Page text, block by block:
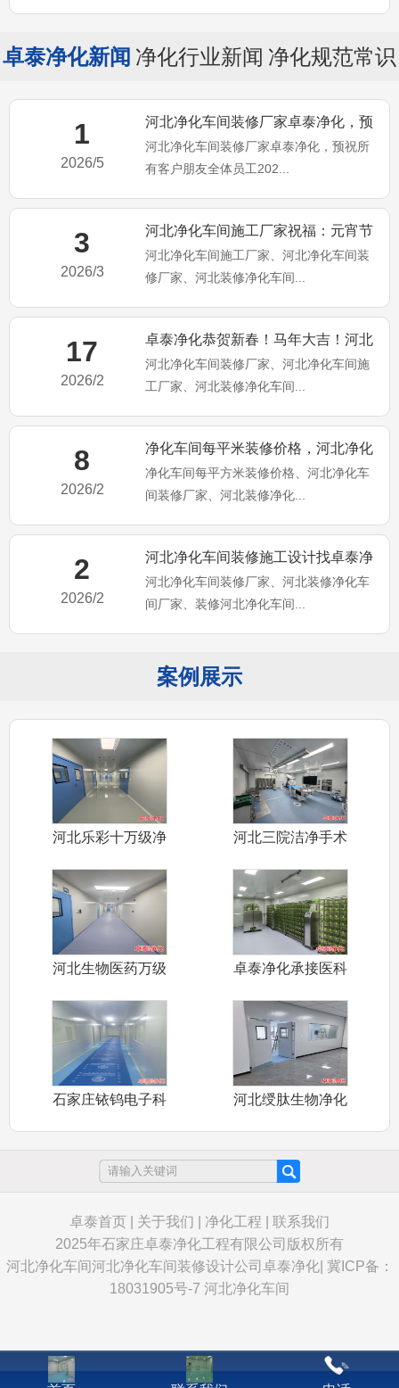
卓泰净化新闻 净化行业新闻 净化规范常识
1
2026/5
河北净化车间装修厂家卓泰净化，预
祝所有客户朋友全体员工20
河北净化车间装修厂家卓泰净化，预祝所
有客户朋友全体员工202...
3
2026/3
河北净化车间施工厂家祝福：元宵节
快乐！马年大吉！
河北净化车间施工厂家、河北净化车间装
修厂家、河北装修净化车间...
17
2026/2
卓泰净化恭贺新春！马年大吉！河北
净化车间装修施工厂家
河北净化车间装修厂家、河北净化车间施
工厂家、河北装修净化车间...
8
2026/2
净化车间每平米装修价格，河北净化
车间装修施工厂家为你分享
净化车间每平方米装修价格、河北净化车
间装修厂家、河北装修净化...
2
2026/2
河北净化车间装修施工设计找卓泰净
化工程公司（卓泰净化简介）
河北净化车间装修厂家、河北装修净化车
间厂家、装修河北净化车间...
案例展示
河北乐彩十万级净
河北三院洁净手术
河北生物医药万级
卓泰净化承接医科
石家庄铱钨电子科
河北绶肽生物净化
卓泰首页 关于我们 净化工程
联系我们
2025年石家庄卓泰净化工程有限公司版权所有
河北净化车间河北净化车间装修设计公司卓泰净化| 冀ICP备：
18031905号-7 河北净化车间